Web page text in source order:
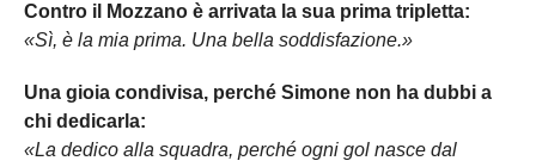
Contro il Mozzano è arrivata la sua prima tripletta:
«Sì, è la mia prima. Una bella soddisfazione.»
Una gioia condivisa, perché Simone non ha dubbi a
chi dedicarla:
«La dedico alla squadra, perché ogni gol nasce dal